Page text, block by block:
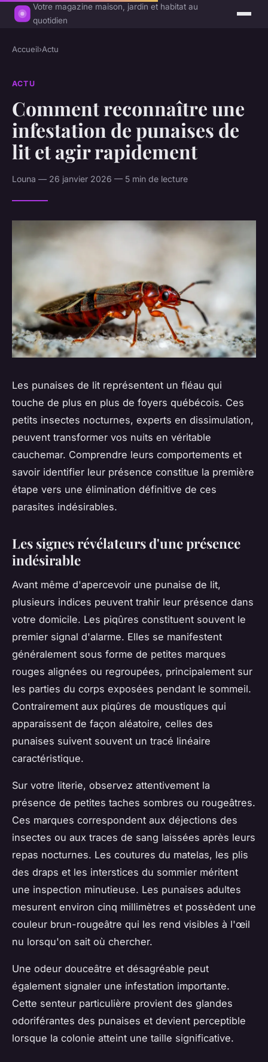
Votre magazine maison, jardin et habitat au
quotidien
Accueil›Actu
ACTU
Comment reconnaître une
infestation de punaises de
lit et agir rapidement
Louna — 26 janvier 2026 — 5 min de lecture
Les punaises de lit représentent un fléau qui
touche de plus en plus de foyers québécois. Ces
petits insectes nocturnes, experts en dissimulation,
peuvent transformer vos nuits en véritable
cauchemar. Comprendre leurs comportements et
savoir identifier leur présence constitue la première
étape vers une élimination définitive de ces
parasites indésirables.
Les signes révélateurs d'une présence
indésirable
Avant même d'apercevoir une punaise de lit,
plusieurs indices peuvent trahir leur présence dans
votre domicile. Les piqûres constituent souvent le
premier signal d'alarme. Elles se manifestent
généralement sous forme de petites marques
rouges alignées ou regroupées, principalement sur
les parties du corps exposées pendant le sommeil.
Contrairement aux piqûres de moustiques qui
apparaissent de façon aléatoire, celles des
punaises suivent souvent un tracé linéaire
caractéristique.
Sur votre literie, observez attentivement la
présence de petites taches sombres ou rougeâtres.
Ces marques correspondent aux déjections des
insectes ou aux traces de sang laissées après leurs
repas nocturnes. Les coutures du matelas, les plis
des draps et les interstices du sommier méritent
une inspection minutieuse. Les punaises adultes
mesurent environ cinq millimètres et possèdent une
couleur brun-rougeâtre qui les rend visibles à l'œil
nu lorsqu'on sait où chercher.
Une odeur douceâtre et désagréable peut
également signaler une infestation importante.
Cette senteur particulière provient des glandes
odoriférantes des punaises et devient perceptible
lorsque la colonie atteint une taille significative.